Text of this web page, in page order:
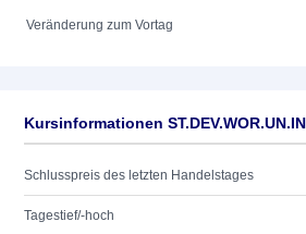
Veränderung zum Vortag
Kursinformationen
Schlusspreis des letzten Handelstages
Tagestief/-hoch